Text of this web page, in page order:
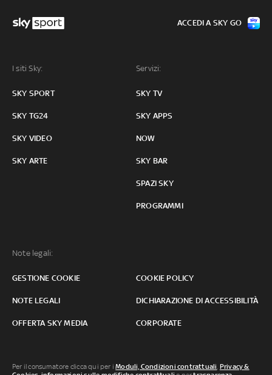
I siti Sky:
SKY SPORT
SKY TG24
SKY VIDEO
SKY ARTE
Servizi:
SKY TV
SKY APPS
NOW
SKY BAR
SPAZI SKY
PROGRAMMI
Note legali:
GESTIONE COOKIE COOKIE POLICY
NOTE LEGALI DICHIARAZIONE DI ACCESSIBILITÀ
OFFERTA SKY MEDIA CORPORATE
ACCEDI A SKY GO
Per il consumatore clicca qui per iModuli, Condizioni contrattuali Privacy &